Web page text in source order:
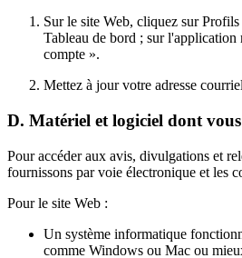
Sur le site Web, cliquez sur Profils
Tableau de bord ; sur
compte ».
Mettez à jour votre adresse
D. Matériel et logiciel dont
Pour accéder aux avis, divulgations et
fournissons par voie électronique et les
Pour le site Web :
Un système informatique
comme Windows ou Mac ou